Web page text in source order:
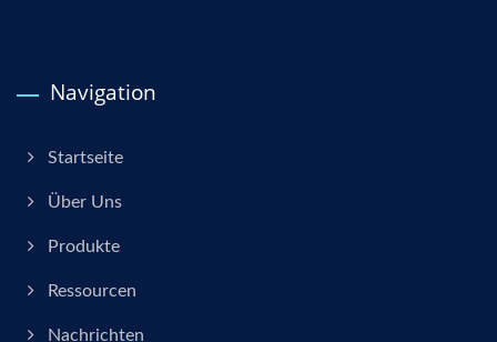
Navigation
Startseite
Über Uns
Produkte
Ressourcen
Nachrichten